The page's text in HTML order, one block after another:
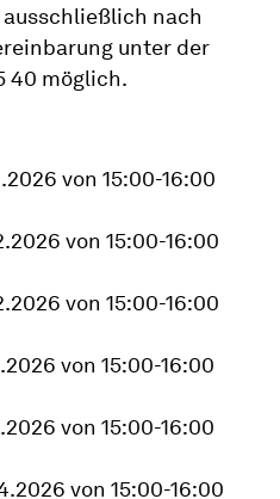
nach
unter der
40 möglich.
von 15:00-16:00
von 15:00-16:00
von 15:00-16:00
von 15:00-16:00
von 15:00-16:00
von 15:00-16:00